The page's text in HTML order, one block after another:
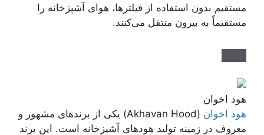
مستقیم بدون استفاده از فیلترها، هوای آشپزخانه را
مستقیماً به بیرون منتقل می‌کنند.
هود اخوان
هود اخوان
(Akhavan Hood) یکی از برندهای مشهور و
معروف در زمینه تولید هود‌های آشپزخانه است. این برند